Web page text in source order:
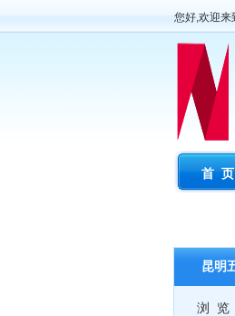
您好,欢迎来
首 页
昆明
浏 览